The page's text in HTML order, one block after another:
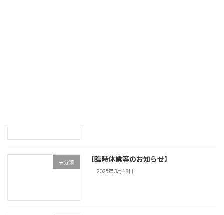
未分類 【臨時休業等のお知らせ】
2025年3月18日